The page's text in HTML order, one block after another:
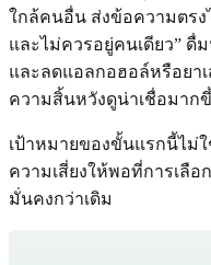
ใกล้คนอื่น ส่งข้อความตร
และไม่ควรอยู่คนเดียว” ดื่
และลดแอลกอฮอล์หรือยา
ความสิ้นหวังดูน่าเชื่อมาก
เป้าหมายของขั้นแรกนี้ไม่
ความเสี่ยงให้พอที่การเลื
มั่นคงกว่าเดิม